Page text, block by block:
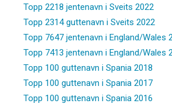
Topp 2218 jentenavn i Sveits 2022
Topp 2314 guttenavn i Sveits 2022
Topp 7647 jentenavn i England/Wales
Topp 7413 jentenavn i England/Wales
Topp 100 guttenavn i Spania 2018
Topp 100 guttenavn i Spania 2017
Topp 100 guttenavn i Spania 2016